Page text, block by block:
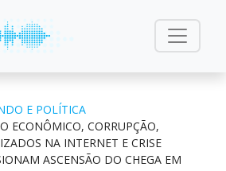
E POLÍTICA
ECONÔMICO, CORRUPÇÃO,
NA INTERNET E CRISE
ASCENSÃO DO CHEGA EM